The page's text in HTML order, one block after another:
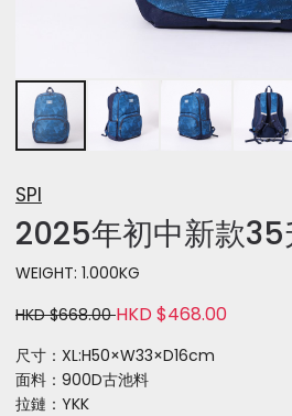
SPI
2025年初中新款
WEIGHT: 1.000KG
HKD $668.00HKD $468.00
尺寸：XL:H50×W33×D16cm
面料：900D古池料
拉鏈：YKK